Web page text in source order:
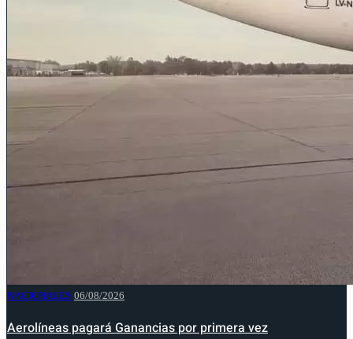
NACIONALES 06/08/2026
Aerolíneas pagará Ganancias por primera vez